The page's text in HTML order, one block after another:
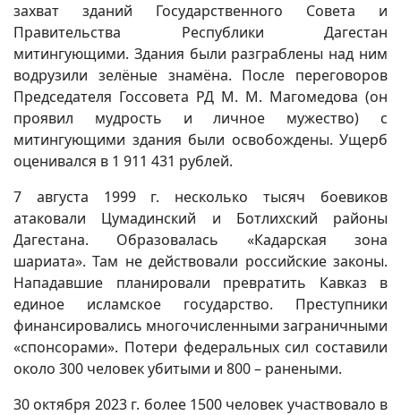
захват зданий Государственного Совета и
Правительства Республики Дагестан
митингующими. Здания были разграблены над ним
водрузили зелёные знамёна. После переговоров
Председателя Госсовета РД М. М. Магомедова (он
проявил мудрость и личное мужество) с
митингующими здания были освобождены. Ущерб
оценивался в 1 911 431 рублей.
7 августа 1999 г. несколько тысяч боевиков
атаковали Цумадинский и Ботлихский районы
Дагестана. Образовалась «Кадарская зона
шариата». Там не действовали российские законы.
Нападавшие планировали превратить Кавказ в
единое исламское государство. Преступники
финансировались многочисленными заграничными
«спонсорами». Потери федеральных сил составили
около 300 человек убитыми и 800 – ранеными.
30 октября 2023 г. более 1500 человек участвовало в